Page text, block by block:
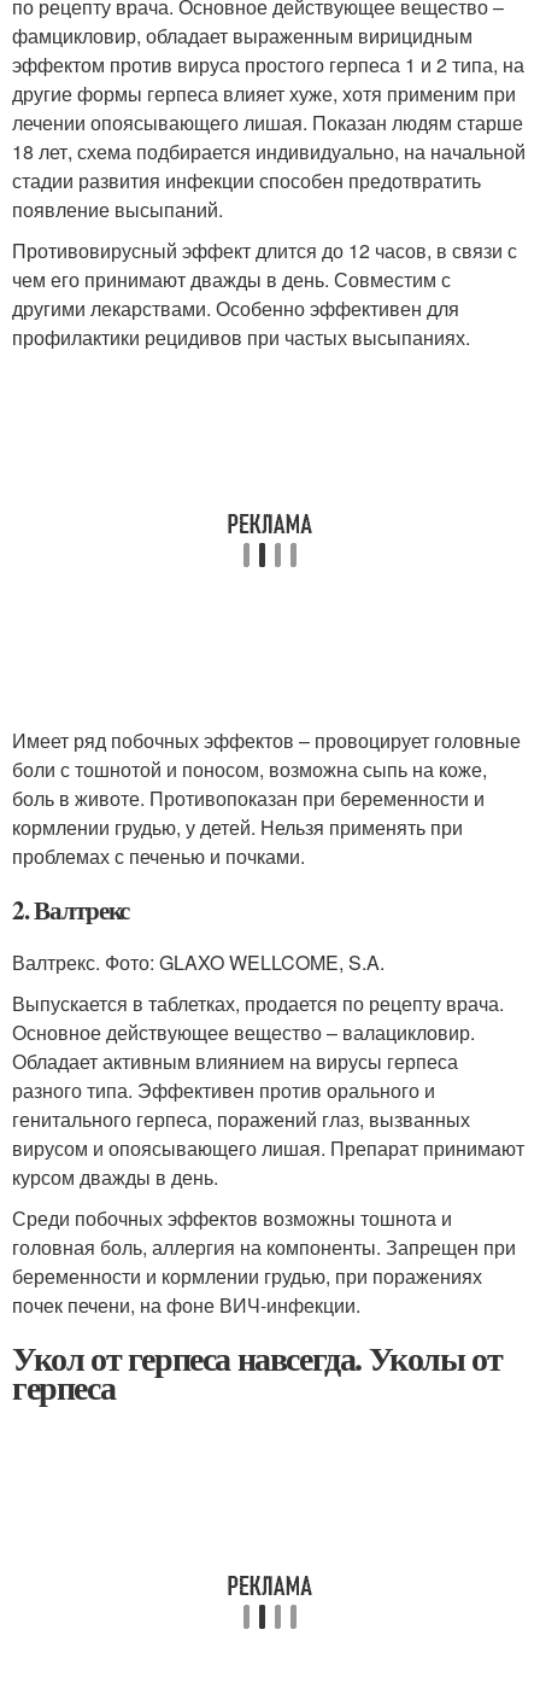
по рецепту врача. Основное действующее вещество –
фамцикловир, обладает выраженным вирицидным
эффектом против вируса простого герпеса 1 и 2 типа, на
другие формы герпеса влияет хуже, хотя применим при
лечении опоясывающего лишая. Показан людям старше
18 лет, схема подбирается индивидуально, на начальной
стадии развития инфекции способен предотвратить
появление высыпаний.
Противовирусный эффект длится до 12 часов, в связи с
чем его принимают дважды в день. Совместим с
другими лекарствами. Особенно эффективен для
профилактики рецидивов при частых высыпаниях.
Имеет ряд побочных эффектов – провоцирует головные
боли с тошнотой и поносом, возможна сыпь на коже,
боль в животе. Противопоказан при беременности и
кормлении грудью, у детей. Нельзя применять при
проблемах с печенью и почками.
2. Валтрекс
Валтрекс. Фото: GLAXO WELLCOME, S.A.
Выпускается в таблетках, продается по рецепту врача.
Основное действующее вещество – валацикловир.
Обладает активным влиянием на вирусы герпеса
разного типа. Эффективен против орального и
генитального герпеса, поражений глаз, вызванных
вирусом и опоясывающего лишая. Препарат принимают
курсом дважды в день.
Среди побочных эффектов возможны тошнота и
головная боль, аллергия на компоненты. Запрещен при
беременности и кормлении грудью, при поражениях
почек печени, на фоне ВИЧ-инфекции.
Укол от герпеса навсегда. Уколы от
герпеса